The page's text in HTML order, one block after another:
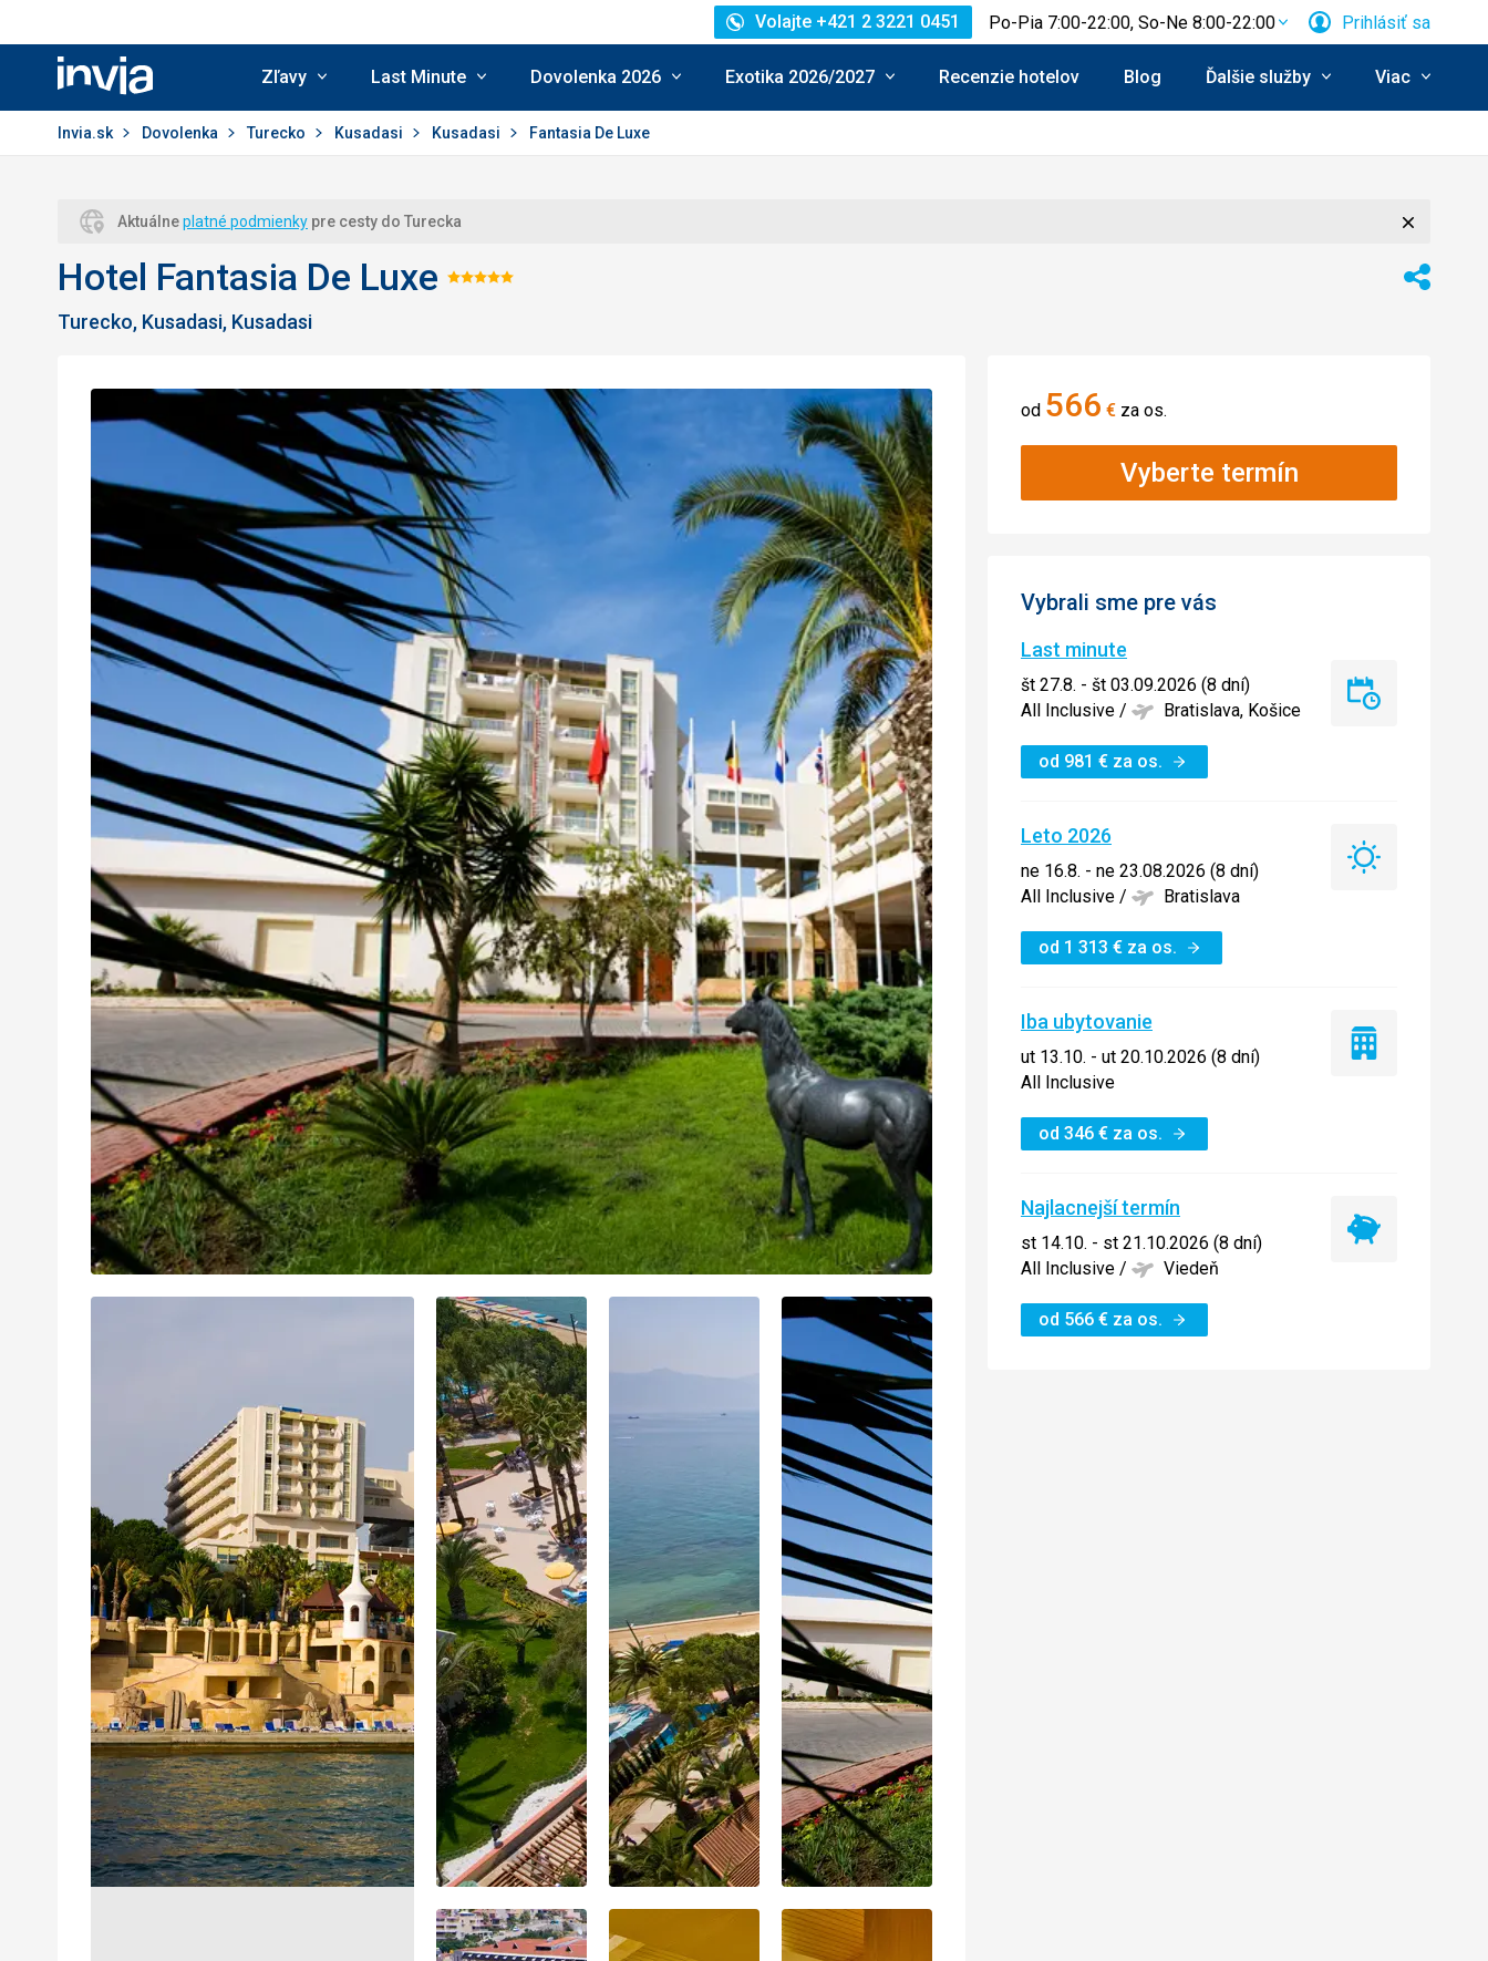
Invia.sk
Volajte +421 2 3221 0451 Po-Pia 7:00-22:00, So-Ne 8:00-22:00 Prihlásiť sa
Zľavy Last Minute Dovolenka 2026 Exotika 2026/2027 Recenzie hotelov Blog Ďalšie služby Viac
Invia.sk Dovolenka Turecko Kusadasi Kusadasi Fantasia De Luxe
Aktuálneplatné podmienky pre cesty do Turecka
Hotel Fantasia De Luxe Hodnotenie:
Turecko, Kusadasi, Kusadasi
Zdieľať
od 566 € za os.
Vyberte termín
Vybrali sme pre vás
Last minute
št 27.8. - št 03.09.2026 (8 dní)
All Inclusive / Bratislava, Košice
od 981 € za os.
Last
Leto 2026
ne 16.8. - ne 23.08.2026 (8 dní)
All Inclusive / Bratislava
od 1 313 € za os.
Leto
Iba ubytovanie
ut 13.10. - ut 20.10.2026 (8 dní)
All Inclusive
od 346 € za os.
Iba
Najlacnejší termín
st 14.10. - st 21.10.2026 (8 dní)
All Inclusive / Viedeň
od 566 € za os.
Najlacnejší